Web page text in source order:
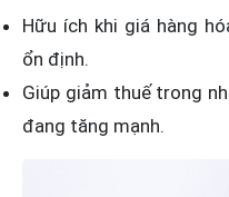
Hữu ích khi giá hàng
ổn định.
Giúp giảm thuế trong
đang tăng mạnh.